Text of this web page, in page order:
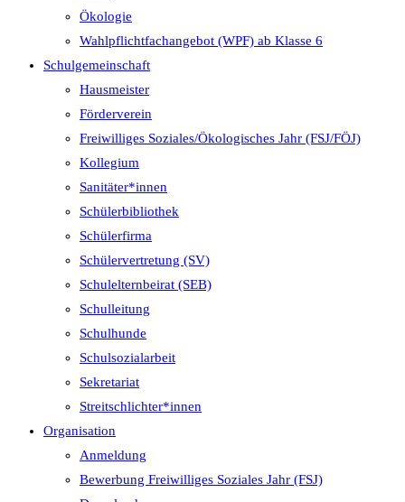
Ökologie
Wahlpflichtfachangebot (WPF) ab Klasse 6
Schulgemeinschaft
Hausmeister
Förderverein
Freiwilliges Soziales/Ökologisches Jahr (FSJ/FÖJ)
Kollegium
Sanitäter*innen
Schülerbibliothek
Schülerfirma
Schülervertretung (SV)
Schulelternbeirat (SEB)
Schulleitung
Schulhunde
Schulsozialarbeit
Sekretariat
Streitschlichter*innen
Organisation
Anmeldung
Bewerbung Freiwilliges Soziales Jahr (FSJ)